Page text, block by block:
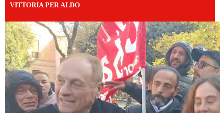
VITTORIA PER ALDO